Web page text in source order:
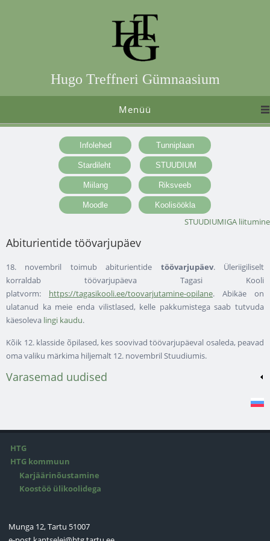
Hugo Treffneri Gümnaasium
Menüü
STUUDIUMIGA liitumine
Abiturientide töövarjupäev
18. novembril toimub abiturientide töövarjupäev. Üleriigiliselt
korraldab töövarjupäeva Tagasi Kooli
platvorm: https://tagasikooli.ee/toovarjutamine-opilane. Abikäe on
ulatanud ka meie enda vilistlased, kelle pakkumistega saab tutvuda
käesoleva lingi kaudu.
Kõik 12. klasside õpilased, kes soovivad töövarjupäeval osaleda, peavad
oma valiku märkima hiljemalt 12. novembril Stuudiumis.
Varasemad uudised
HTG
HTG kommuun
Karjäärinõustamine
Koostöö ülikoolidega
Munga 12, Tartu 51007